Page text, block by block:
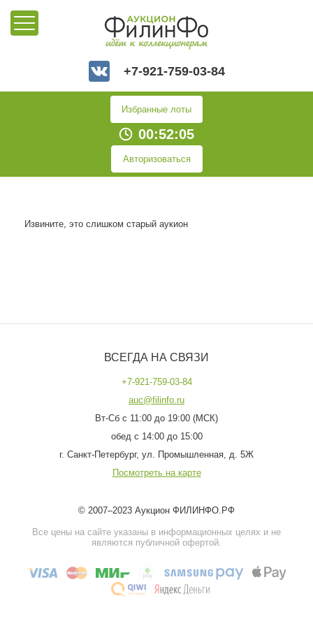
+7-921-759-03-84
Избранные лоты
00:52:05
Авторизоваться
Извините, это слишком старый аукион
ВСЕГДА НА СВЯЗИ
+7-921-759-03-84
auc@filinfo.ru
Вт-Сб с 11:00 до 19:00 (МСК)
обед с 14:00 до 15:00
г. Санкт-Петербург, ул. Промышленная, д. 5Ж
Посмотреть на карте
© 2007–2023 Аукцион ФИЛИНФО.РФ
Все цены на сайте указаны в информационных целях и не
являются публичной офертой.